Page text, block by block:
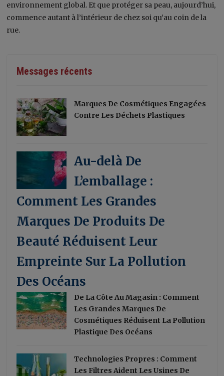
environnement global. Et que protéger sa peau, aujourd’hui,
commence autant à l’intérieur de chez soi qu’au coin de la
rue.
Messages récents
Marques De Cosmétiques Engagées
Contre Les Déchets Plastiques
Au-delà De
L’emballage :
Comment Les Grandes
Marques De Produits De
Beauté Réduisent Leur
Empreinte Sur La Pollution
Des Océans
De La Côte Au Magasin : Comment
Les Grandes Marques De
Cosmétiques Réduisent La Pollution
Plastique Des Océans
Technologies Propres : Comment
Les Filtres Aident Les Usines De